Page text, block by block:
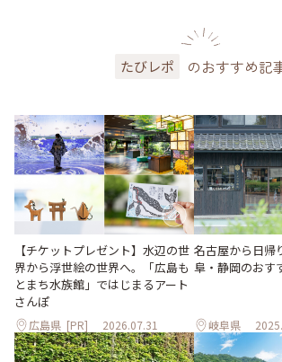
たびレポ のおすすめ記
【チケットプレゼント】水辺の世
界から浮世絵の世界へ。「広島も
とまち水族館」ではじまるアート
さんぽ
広島県 [PR] 2026.07.31
名古屋から日
阜・静岡のおす
岐阜県